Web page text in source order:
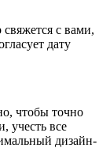
с вами,
дату
чтобы точно
учесть все
дизайн-